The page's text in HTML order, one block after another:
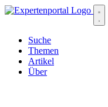
Suche
Themen
Artikel
Über